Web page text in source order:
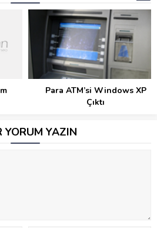
Para ATM’si Windows XP
Çıktı
YORUM YAZIN